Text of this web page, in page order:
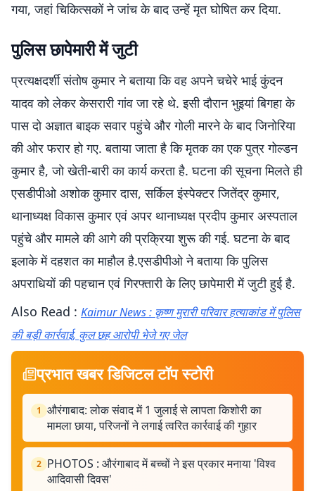
गया, जहां चिकित्सकों ने जांच के बाद उन्हें मृत घोषित कर दिया.
पुलिस छापेमारी में जुटी
प्रत्यक्षदर्शी संतोष कुमार ने बताया कि वह अपने चचेरे भाई कुंदन
यादव को लेकर केसरारी गांव जा रहे थे. इसी दौरान भुइयां बिगहा के
पास दो अज्ञात बाइक सवार पहुंचे और गोली मारने के बाद जिनोरिया
की ओर फरार हो गए. बताया जाता है कि मृतक का एक पुत्र गोल्डन
कुमार है, जो खेती-बारी का कार्य करता है. घटना की सूचना मिलते ही
एसडीपीओ अशोक कुमार दास, सर्किल इंस्पेक्टर जितेंद्र कुमार,
थानाध्यक्ष विकास कुमार एवं अपर थानाध्यक्ष प्रदीप कुमार अस्पताल
पहुंचे और मामले की आगे की प्रक्रिया शुरू की गई. घटना के बाद
इलाके में दहशत का माहौल है.एसडीपीओ ने बताया कि पुलिस
अपराधियों की पहचान एवं गिरफ्तारी के लिए छापेमारी में जुटी हुई है.
Also Read : Kaimur News : कृष्ण मुरारी परिवार हत्याकांड में पुलिस
की बड़ी कार्रवाई, कुल छह आरोपी भेजे गए जेल
प्रभात खबर डिजिटल टॉप स्टोरी
1 औरंगाबाद: लोक संवाद में 1 जुलाई से लापता किशोरी का
मामला छाया, परिजनों ने लगाई त्वरित कार्रवाई की गुहार
2 PHOTOS : औरंगाबाद में बच्चों ने इस प्रकार मनाया 'विश्व
आदिवासी दिवस'